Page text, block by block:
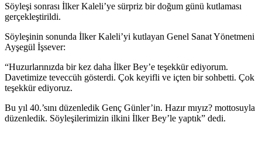
Söyleşi sonrası İlker Kaleli’ye sürpriz bir doğum günü kutlaması
gerçekleştirildi.
Söyleşinin sonunda İlker Kaleli’yi kutlayan Genel Sanat Yönetmeni
Ayşegül İşsever:
“Huzurlarınızda bir kez daha İlker Bey’e teşekkür ediyorum.
Davetimize teveccüh gösterdi. Çok keyifli ve içten bir sohbetti. Çok
teşekkür ediyoruz.
Bu yıl 40.’sını düzenledik Genç Günler’in. Hazır mıyız? mottosuyla
düzenledik. Söyleşilerimizin ilkini İlker Bey’le yaptık” dedi.